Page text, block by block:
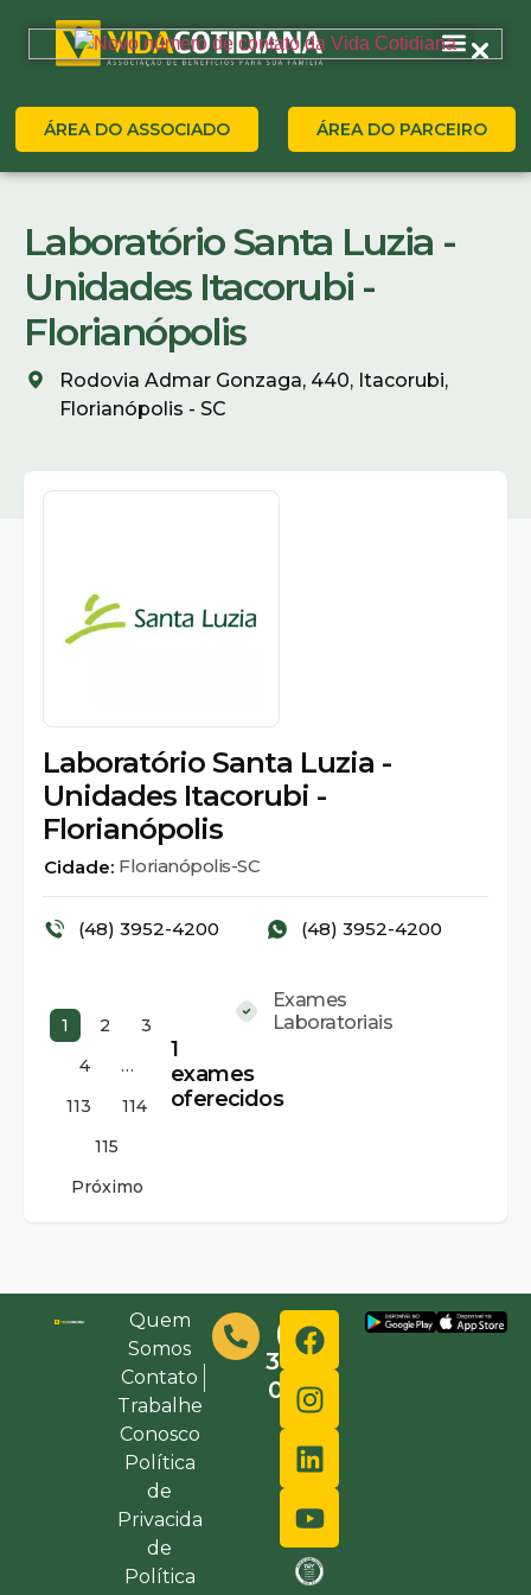
ÁREA DO ASSOCIADO ÁREA DO PARCEIRO
Laboratório Santa Luzia -
Unidades Itacorubi -
Florianópolis
Rodovia Admar Gonzaga, 440, Itacorubi,
Florianópolis - SC
Laboratório Santa Luzia -
Unidades Itacorubi -
Florianópolis
Cidade: Florianópolis-SC
(48) 3952-4200 (48) 3952-4200
1 2
3
4
…
113
114
115
Próximo
1
exames
oferecidos
Exames
Laboratoriais
Quem
Somos
Contato
Trabalhe
Conosco
Política
de
Privacida
de
Política
(48)
3632-
0000